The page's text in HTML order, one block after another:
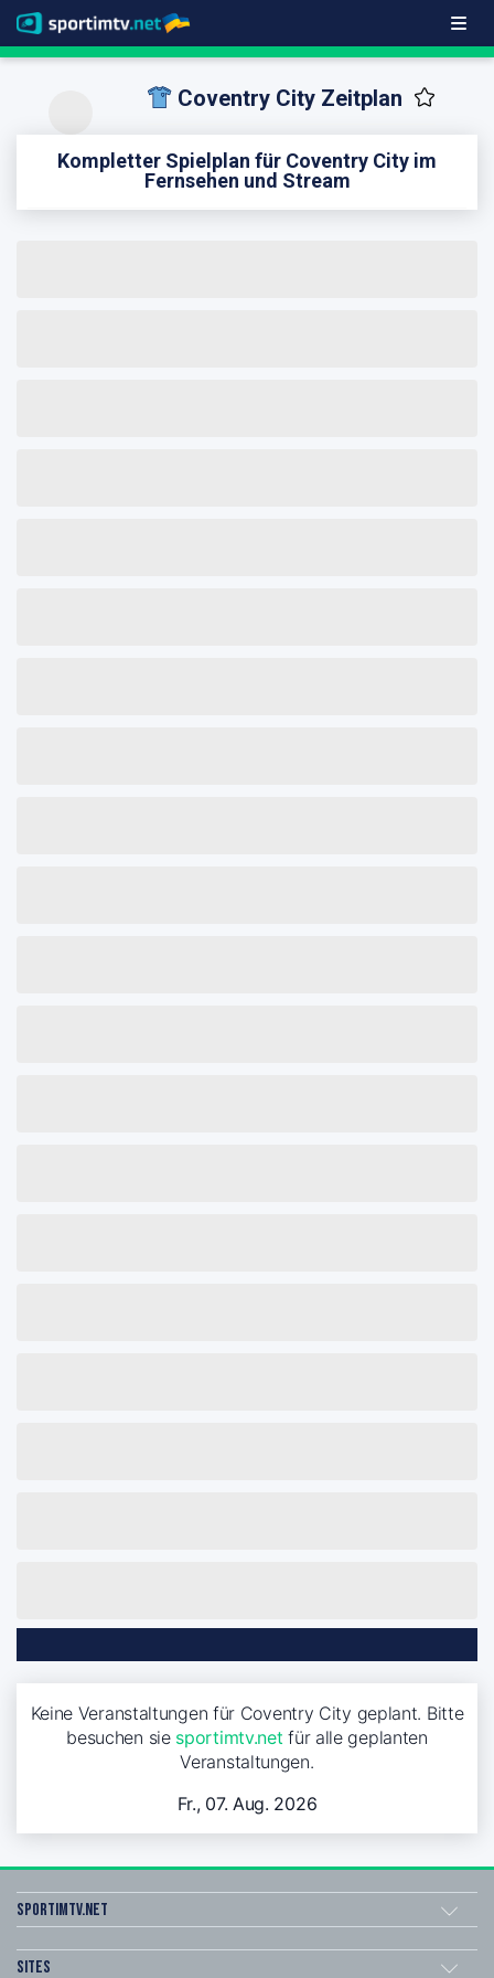
Coventry City Zeitplan
Kompletter Spielplan für Coventry City im
Fernsehen und Stream
Keine Veranstaltungen für Coventry City geplant. Bitte
besuchen sie sportimtv.net für alle geplanten
Veranstaltungen.
Fr., 07. Aug. 2026
sportimtv.net
Sites